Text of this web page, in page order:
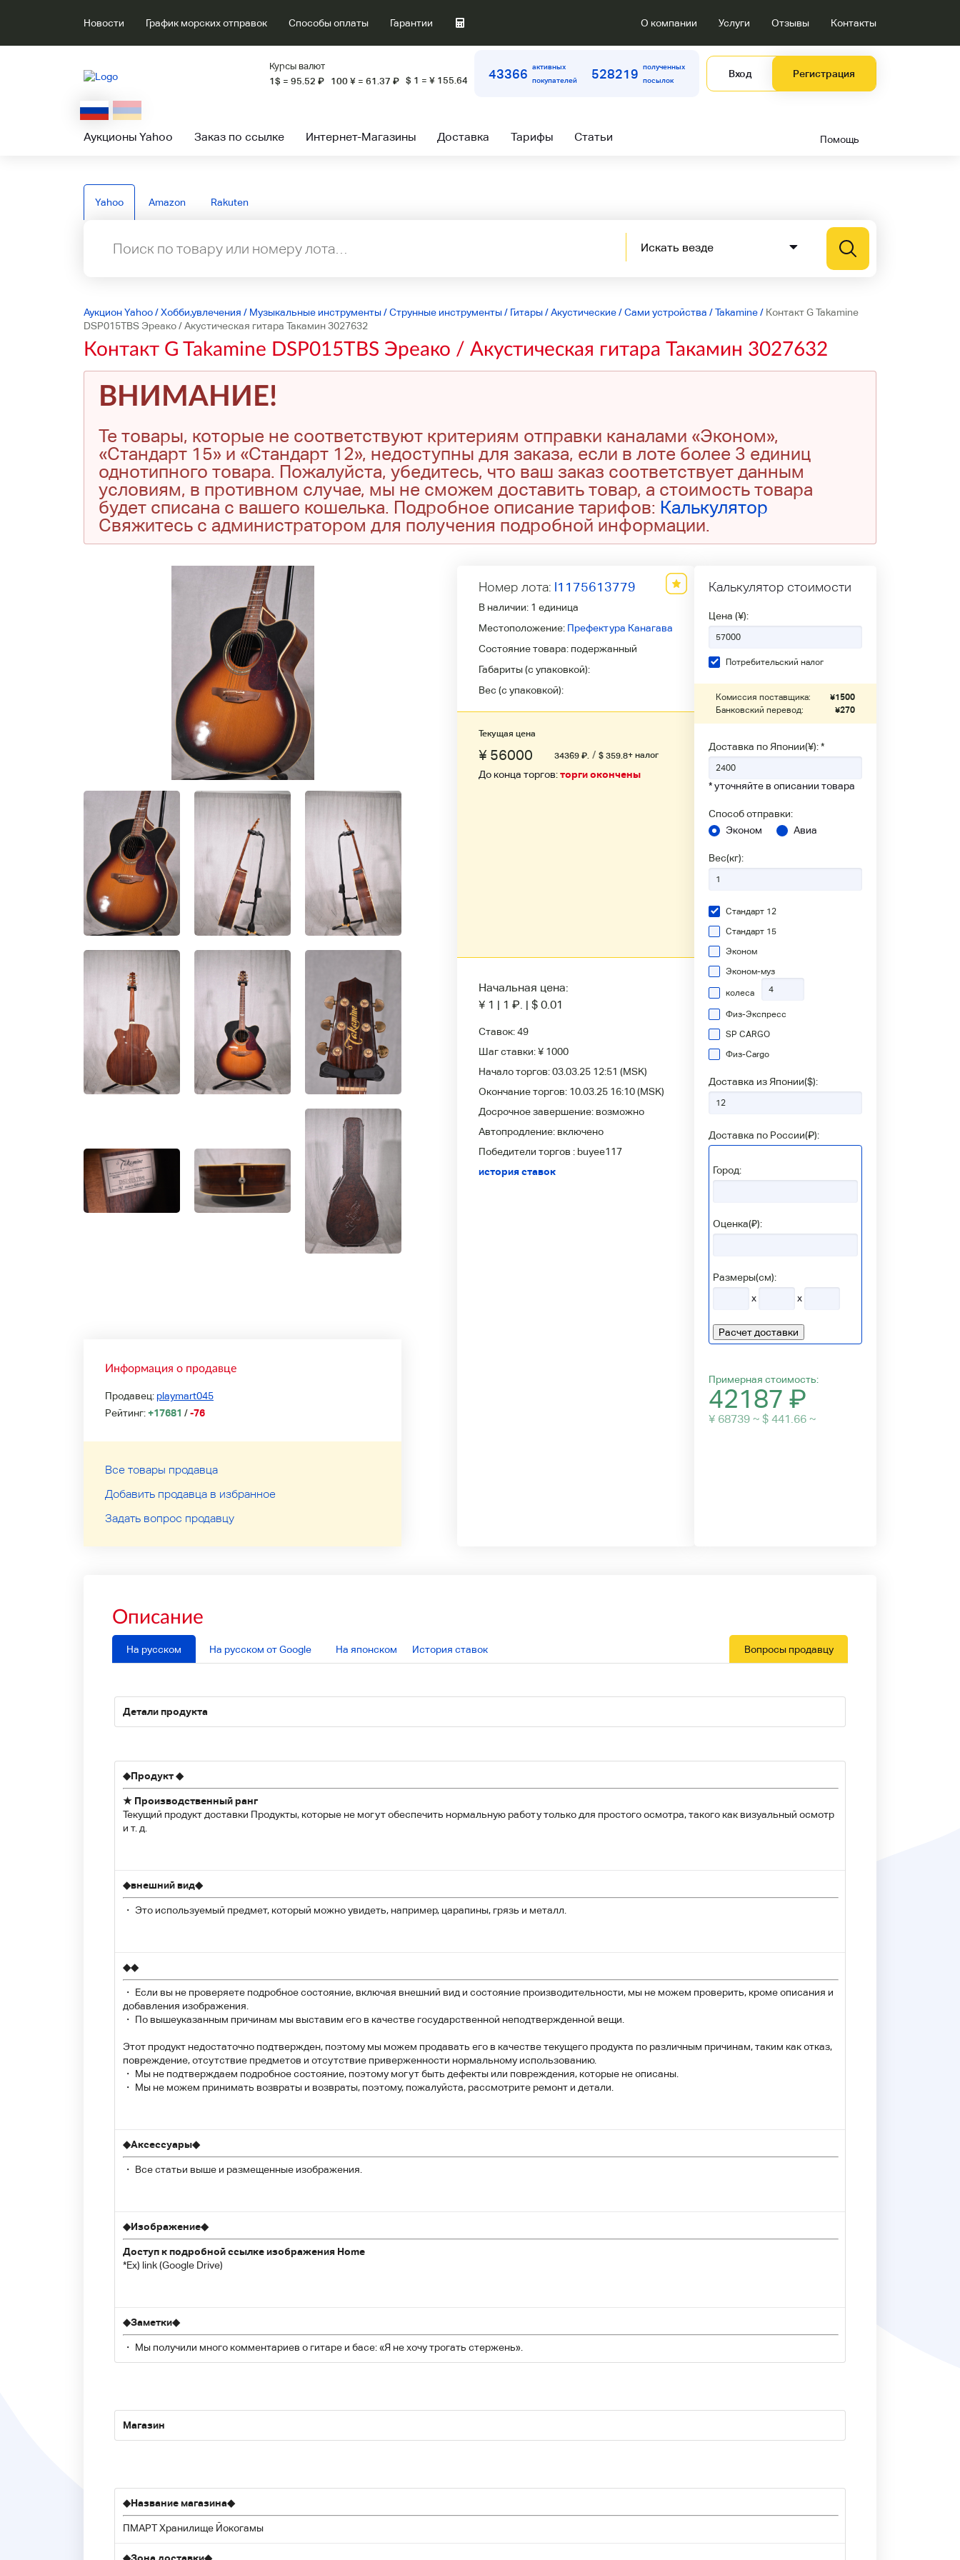
Новости График морских отправок Способы оплаты Гарантии О компании Услуги Отзывы Контакты
Курсы валют
1$ = 95.52 ₽ 100 ¥ = 61.37 ₽ $ 1 = ¥ 155.64 43366
активных
покупателей
528219
полученных
посылок
Вход Регистрация
Аукционы Yahoo Заказ по ссылке Интернет-Магазины Доставка Тарифы Статьи Помощь
Yahoo Amazon Rakuten
Аукцион Yahoo/Хобби,увлечения / Музыкальные инструменты/Струнные инструменты/ Гитары/Акустические/Сами устройства /Takamine/ Контакт G Takamine
DSP015TBS Эреако / Акустическая гитара Такамин 3027632
Контакт G Takamine DSP015TBS Эреако / Акустическая гитара Такамин 3027632
ВНИМАНИЕ!
Те товары, которые не соответствуют критериям отправки каналами «Эконом»,
«Стандарт 15» и «Стандарт 12», недоступны для заказа, если в лоте более 3 единиц
однотипного товара. Пожалуйста, убедитесь, что ваш заказ соответствует данным
условиям, в противном случае, мы не сможем доставить товар, а стоимость товара
будет списана с вашего кошелька. Подробное описание тарифов: Калькулятор
Свяжитесь с администратором для получения подробной информации.
Информация о продавце
Продавец: playmart045
Рейтинг:+17681 /-76
Все товары продавца
Добавить продавца в избранное
Задать вопрос продавцу
Номер лота: l1175613779
В наличии: 1 единица
Местоположение: Префектура Канагава
Состояние товара: подержанный
Габариты (с упаковкой):
Вес (с упаковкой):
Текущая цена
¥ 56000 34369 ₽. / $ 359.8+ налог
До конца торгов:торги окончены
Начальная цена:
¥ 1 | 1 ₽. | $ 0.01
Ставок:49
Шаг ставки:¥ 1000
Начало торгов:03.03.25 12:51 (MSK)
Окончание торгов: 10.03.25 16:10(MSK)
Досрочное завершение: возможно
Автопродление: включено
Победители торгов : buyee117
история ставок
Калькулятор стоимости
Цена (¥):
Потребительский налог
Комиссия поставщика: ¥1500
Банковский перевод:
¥270
Доставка по Японии(¥): *
* уточняйте в описании товара
Способ отправки:
Эконом
Авиа
Вес(кг):
Стандарт 12
Стандарт 15
Эконом
Эконом-муз
колеса
Физ-Экспресс
SP CARGO
Физ-Сargo
Доставка из Японии($):
Доставка по России(₽):
Город:
Оценка(₽):
Размеры(см):
x
x
Расчет доставки
Примерная стоимость:
42187 ₽
¥ 68739 ~ $ 441.66 ~
Описание
На русском На русском от Google На японском История ставок Вопросы продавцу
Детали продукта
◆Продукт◆
★ Производственный ранг
Текущий продукт доставки Продукты, которые не могут обеспечить нормальную работу только для простого осмотра, такого как визуальный осмотр
и т. д.
◆внешний вид◆
・ Это используемый предмет, который можно увидеть, например, царапины, грязь и металл.
◆◆
・ Если вы не проверяете подробное состояние, включая внешний вид и состояние производительности, мы не можем проверить, кроме описания и
добавления изображения.
・ По вышеуказанным причинам мы выставим его в качестве государственной неподтвержденной вещи.
Этот продукт недостаточно подтвержден, поэтому мы можем продавать его в качестве текущего продукта по различным причинам, таким как отказ,
повреждение, отсутствие предметов и отсутствие приверженности нормальному использованию.
・ Мы не подтверждаем подробное состояние, поэтому могут быть дефекты или повреждения, которые не описаны.
・ Мы не можем принимать возвраты и возвраты, поэтому, пожалуйста, рассмотрите ремонт и детали.
◆Аксессуары◆
・ Все статьи выше и размещенные изображения.
◆Изображение◆
Доступ к подробной ссылке изображения Home
*Ex) link (Google Drive)
◆Заметки◆
・ Мы получили много комментариев о гитаре и басе: «Я не хочу трогать стержень».
Магазин
◆Название магазина◆
ПМАРТ Хранилище Йокогамы
◆Зона доставки◆